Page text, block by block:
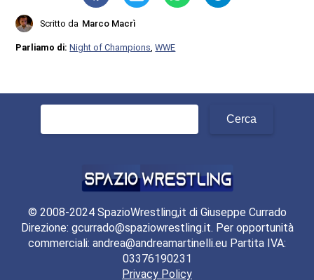
Scritto da Marco Macrì
Parliamo di:Night of Champions ,WWE
© 2008-2024 SpazioWrestling,it di Giuseppe Currado
Direzione: gcurrado@spaziowrestling.it. Per opportunità
commerciali: andrea@andreamartinelli.eu Partita IVA:
03376190231
Privacy Policy